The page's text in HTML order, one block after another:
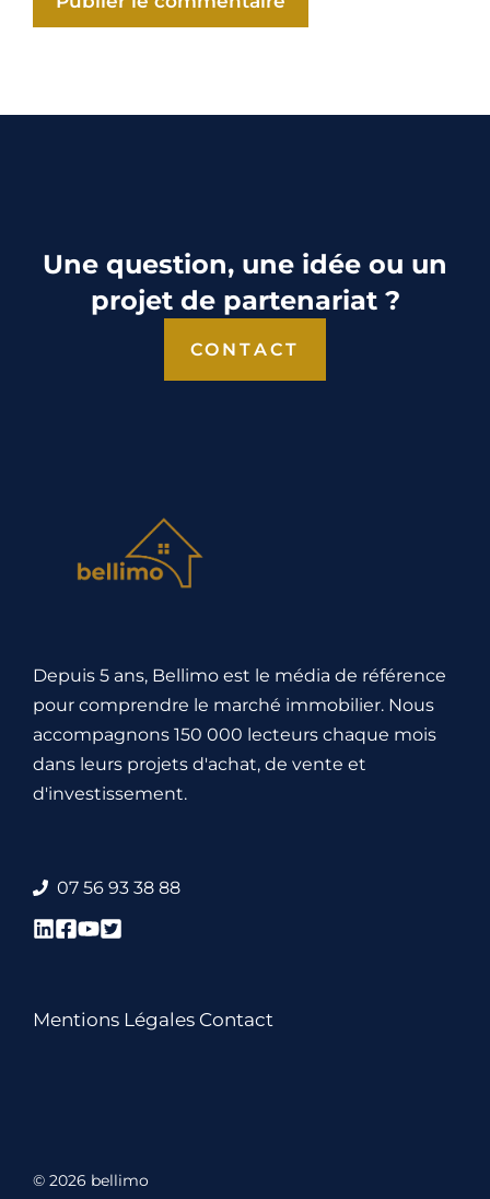
Une question, une idée ou un
projet de partenariat ?
CONTACT
Depuis 5 ans, Bellimo est le média de référence
pour comprendre le marché immobilier. Nous
accompagnons 150 000 lecteurs chaque mois
dans leurs projets d'achat, de vente et
d'investissement.
07 56 93 38 88
Mentions Légales Contact
© 2026 bellimo